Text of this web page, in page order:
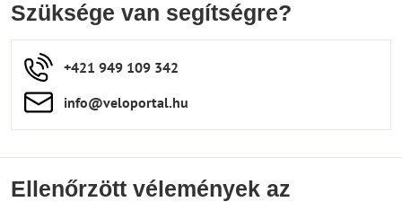
Szüksége van segítségre?
+421 949 109 342
info​​@veloportal​.hu
Ellenőrzött vélemények az